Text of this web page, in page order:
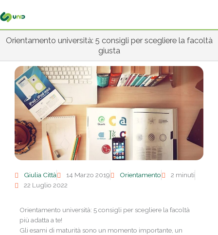
Orientamento università: 5 consigli per scegliere la facoltà
giusta
Giulia Città 14 Marzo 2019 Orientamento
2 minuti
22 Luglio 2022
Orientamento università: 5 consigli per scegliere la facoltà
più adatta a te!
Gli esami di maturità sono un momento importante, un